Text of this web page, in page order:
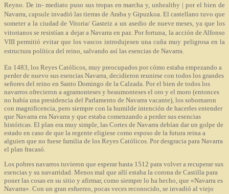
Reyno. De in- mediato puso sus tropas en marcha y,unhealthy | por el bien de
Navarra,capsule invadió las tierras de Araba y Gipuzkoa. El castellano tuvo que
someter a la ciudad de Vitoria/ Gasteiz a un asedio de nueve meses, ya que los
vitorianos se resistían a dejar a Navarra en paz. Por fortuna, la acción de Alfonso
VIII permitió evitar que los vascos introdujesen una cuña muy peligrosa en la
estructura política del reino, salvando así las esencias de Navarra.
En 1483, los Reyes Católicos, muy preocupados por cómo estaba empezando a
perder de nuevo sus esencias Navarra, decidieron reunirse con todos los grandes
señores del reino en Santo Domingo de la Calzada. Por el bien de todos los
navarros ofrecieron a agramonteses y beaumonteses el oro y el moro (entonces
no había una presidencia del Parlamento de Navarra vacante), los sobornaron
con magnificencia, pero siempre con la humilde intención de hacerles entender
que Navarra era Navarra y que estaba comenzando a perder sus esencias
históricas. El plan era muy simple, las Cortes de Navarra debían dar un golpe de
estado en caso de que la regente eligiese como esposo de la futura reina a
alguien que no fuese familia de los Reyes Católicos. Por desgracia para Navarra
el plan fracasó.
Los pobres navarros tuvieron que esperar hasta 1512 para volver a recuperar sus
esencias y su navarridad. Menos mal que allí estaba la corona de Castilla para
poner las cosas en su sitio y afirmar, como siempre lo ha hecho, que «Navarra es
Navarra». Con un gran esfuerzo, pocas veces reconocido, se invadió al viejo